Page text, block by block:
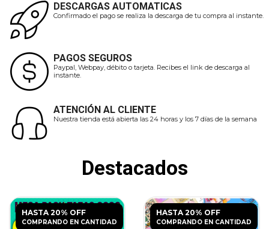
DESCARGAS AUTOMATICAS
Confirmado el pago se realiza la descarga de tu compra al instante.
PAGOS SEGUROS
Paypal, Webpay, débito o tarjeta. Recibes el link de descarga al
instante.
ATENCIÓN AL CLIENTE
Nuestra tienda está abierta las 24 horas y los 7 días de la semana
Destacados
HASTA 20% OFF
COMPRANDO EN CANTIDAD
HASTA 20% OFF
COMPRANDO EN CANTIDAD